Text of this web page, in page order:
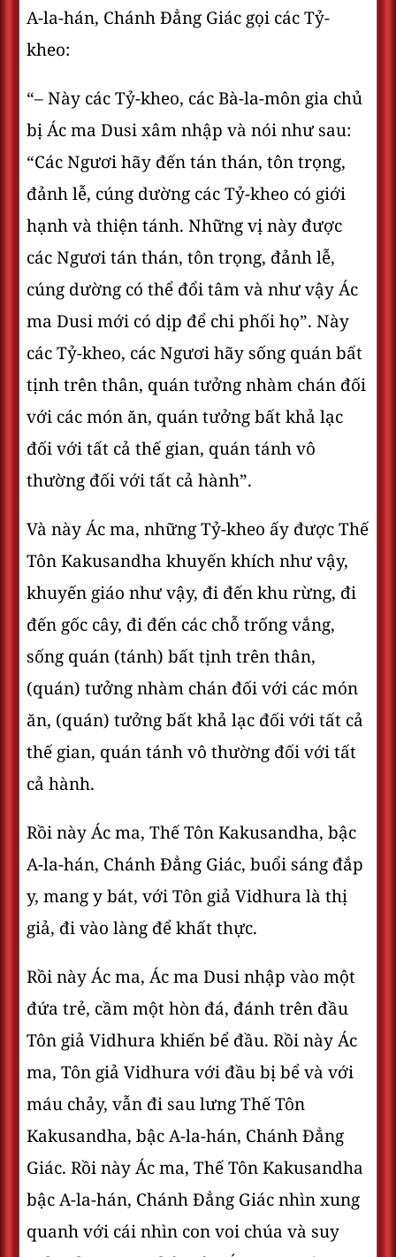
A-la-hán, Chánh Ðẳng Giác gọi các Tỷ-
kheo:
“– Này các Tỷ-kheo, các Bà-la-môn gia chủ
bị Ác ma Dusi xâm nhập và nói như sau:
“Các Ngươi hãy đến tán thán, tôn trọng,
đảnh lễ, cúng dường các Tỷ-kheo có giới
hạnh và thiện tánh. Những vị này được
các Ngươi tán thán, tôn trọng, đảnh lễ,
cúng dường có thể đổi tâm và như vậy Ác
ma Dusi mới có dịp để chi phối họ”. Này
các Tỷ-kheo, các Ngươi hãy sống quán bất
tịnh trên thân, quán tưởng nhàm chán đối
với các món ăn, quán tưởng bất khả lạc
đối với tất cả thế gian, quán tánh vô
thường đối với tất cả hành”.
Và này Ác ma, những Tỷ-kheo ấy được Thế
Tôn Kakusandha khuyến khích như vậy,
khuyến giáo như vậy, đi đến khu rừng, đi
đến gốc cây, đi đến các chỗ trống vắng,
sống quán (tánh) bất tịnh trên thân,
(quán) tưởng nhàm chán đối với các món
ăn, (quán) tưởng bất khả lạc đối với tất cả
thế gian, quán tánh vô thường đối với tất
cả hành.
Rồi này Ác ma, Thế Tôn Kakusandha, bậc
A-la-hán, Chánh Ðẳng Giác, buổi sáng đắp
y, mang y bát, với Tôn giả Vidhura là thị
giả, đi vào làng để khất thực.
Rồi này Ác ma, Ác ma Dusi nhập vào một
đứa trẻ, cầm một hòn đá, đánh trên đầu
Tôn giả Vidhura khiến bể đầu. Rồi này Ác
ma, Tôn giả Vidhura với đầu bị bể và với
máu chảy, vẫn đi sau lưng Thế Tôn
Kakusandha, bậc A-la-hán, Chánh Ðẳng
Giác. Rồi này Ác ma, Thế Tôn Kakusandha
bậc A-la-hán, Chánh Ðẳng Giác nhìn xung
quanh với cái nhìn con voi chúa và suy